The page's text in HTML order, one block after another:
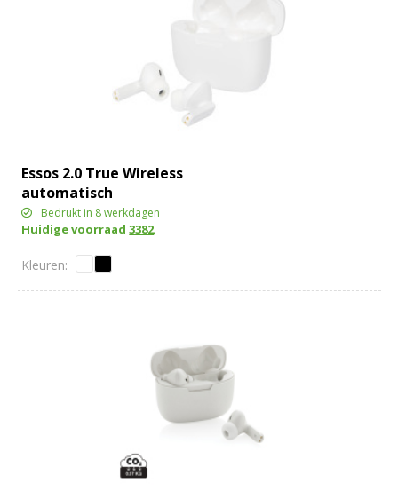
Essos 2.0 True Wireless
automatisch
koppelende oordopjes
met houder
Bedrukt in 8 werkdagen
Huidige voorraad3382